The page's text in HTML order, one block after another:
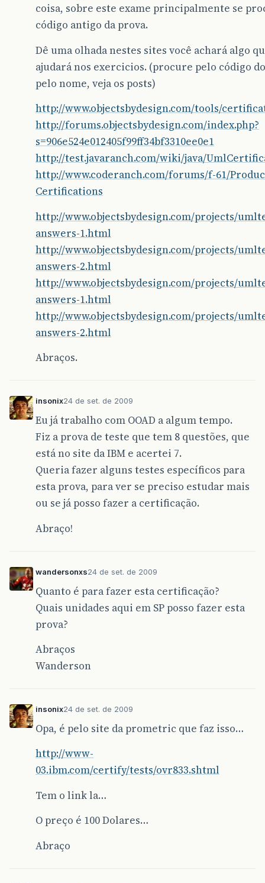
coisa, sobre este exame principalmente se
código antigo da prova.
Dê uma olhada nestes sites você achará algo
ajudará nos exercicios. (procure pelo código
pelo nome, veja os posts)
http://www.objectsbydesign.com/tools/
http://forums.objectsbydesign.com/index.php?
s=906e524e012405f99ff34bf3310ee0e1
http://test.javaranch.com/wiki/java/
http://www.coderanch.com/forums/f-61/
Certifications
http://www.objectsbydesign.com/projects/
answers-1.html
http://www.objectsbydesign.com/projects/
answers-2.html
http://www.objectsbydesign.com/projects/
answers-1.html
http://www.objectsbydesign.com/projects/
answers-2.html
Abraços.
insonix24 de set. de 2009
Eu já trabalho com OOAD a algum tempo.
Fiz a prova de teste que tem 8 questões, que
está no site da IBM e acertei 7.
Queria fazer alguns testes específicos para
esta prova, para ver se preciso estudar mais
ou se já posso fazer a certificação.
Abraço!
wandersonxs24 de set. de 2009
Quanto é para fazer esta certificação?
Quais unidades aqui em SP posso fazer esta
prova?
Abraços
Wanderson
insonix24 de set. de 2009
Opa, é pelo site da prometric que faz isso…
http://www-
03.ibm.com/certify/tests/ovr833.shtml
Tem o link la…
O preço é 100 Dolares…
Abraço